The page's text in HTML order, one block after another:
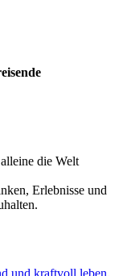
die Welt
Erlebnisse und